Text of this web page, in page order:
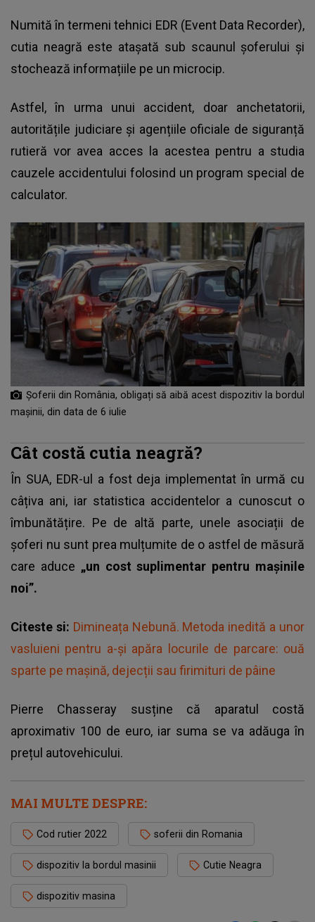
Numită în termeni tehnici EDR (Event Data Recorder),
cutia neagră este atașată sub scaunul șoferului și
stochează informațiile pe un microcip.
Astfel, în urma unui accident, doar anchetatorii,
autoritățile judiciare și agențiile oficiale de siguranță
rutieră vor avea acces la acestea pentru a studia
cauzele accidentului folosind un program special de
calculator.
Șoferii din România, obligați să aibă acest dispozitiv la bordul
mașinii, din data de 6 iulie
Cât costă cutia neagră?
În SUA, EDR-ul a fost deja implementat în urmă cu
câțiva ani, iar statistica accidentelor a cunoscut o
îmbunătățire. Pe de altă parte, unele asociații de
șoferi nu sunt prea mulțumite de o astfel de măsură
care aduce „un cost suplimentar pentru mașinile
noi”.
Citeste si: Dimineața Nebună. Metoda inedită a unor
vasluieni pentru a-și apăra locurile de parcare: ouă
sparte pe mașină, dejecții sau firimituri de pâine
Pierre Chasseray susține că aparatul costă
aproximativ 100 de euro, iar suma se va adăuga în
prețul autovehicului.
MAI MULTE DESPRE:
Cod rutier 2022 soferii din Romania
dispozitiv la bordul masinii Cutie Neagra
dispozitiv masina